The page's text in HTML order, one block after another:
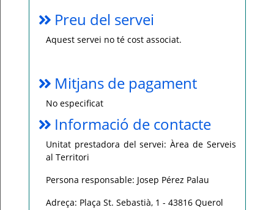
Preu del servei
Aquest servei no té cost associat.
Mitjans de pagament
No especificat
Informació de contacte
Unitat prestadora del servei: Àrea de Serveis
al Territori
Persona responsable: Josep Pérez Palau
Adreça: Plaça St. Sebastià, 1 - 43816 Querol